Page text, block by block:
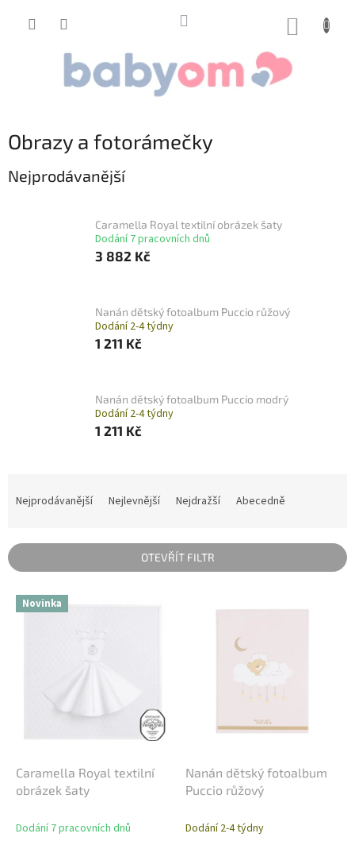
Obrazy a fotorámečky
Nejprodávanější
Caramella Royal textilní obrázek šaty
Dodání 7 pracovních dnů
3 882 Kč
Nanán dětský fotoalbum Puccio růžový
Dodání 2-4 týdny
1 211 Kč
Nanán dětský fotoalbum Puccio modrý
Dodání 2-4 týdny
1 211 Kč
n
í
Nejprodávanější Nejlevnější Nejdražší Abecedně
OTEVŘÍT FILTR
V Novinka
Caramella Royal textilní
obrázek šaty
Dodání 7 pracovních dnů
Nanán dětský fotoalbum
Puccio růžový
Dodání 2-4 týdny